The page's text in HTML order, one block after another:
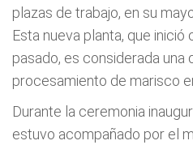
plazas de trabajo, en su
Esta nueva planta, que
pasado, es considerada una
procesamiento de marisco
Durante la ceremonia
estuvo acompañado por el